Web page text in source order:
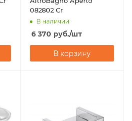
082802 Cr
В наличии
6 370 руб./шт
В корзину